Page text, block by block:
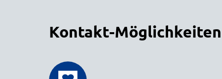
Kontakt-Möglichkeiten